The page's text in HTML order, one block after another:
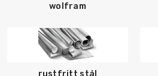
wolfram
rustfritt stål